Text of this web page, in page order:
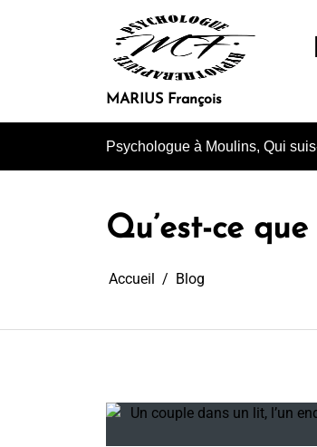
MARIUS François
Psychologue à Moulins, Qui
Qu’est-ce
Accueil Blog